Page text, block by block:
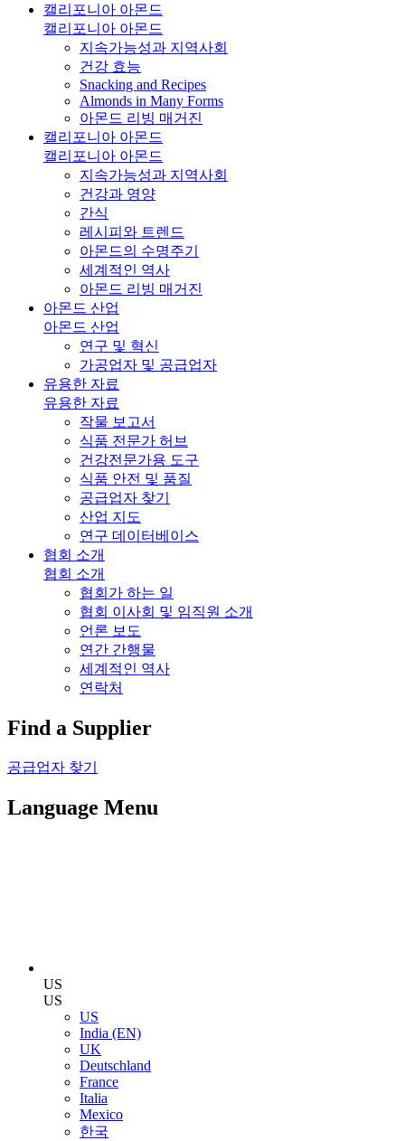
캘리포니아 아몬드
캘리포니아 아몬드
지속가능성과 지역사회
건강 효능
Snacking and Recipes
Almonds in Many Forms
아몬드 리빙 매거진
캘리포니아 아몬드
캘리포니아 아몬드
지속가능성과 지역사회
건강과 영양
간식
레시피와 트렌드
아몬드의 수명주기
세계적인 역사
아몬드 리빙 매거진
아몬드 산업
아몬드 산업
연구 및 혁신
가공업자 및 공급업자
유용한 자료
유용한 자료
작물 보고서
식품 전문가 허브
건강전문가용 도구
식품 안전 및 품질
공급업자 찾기
산업 지도
연구 데이터베이스
협회 소개
협회 소개
협회가 하는 일
협회 이사회 및 임직원 소개
언론 보도
연간 간행물
세계적인 역사
연락처
Find a Supplier
공급업자 찾기
Language Menu
US
US
US
India (EN)
UK
Deutschland
France
Italia
Mexico
한국